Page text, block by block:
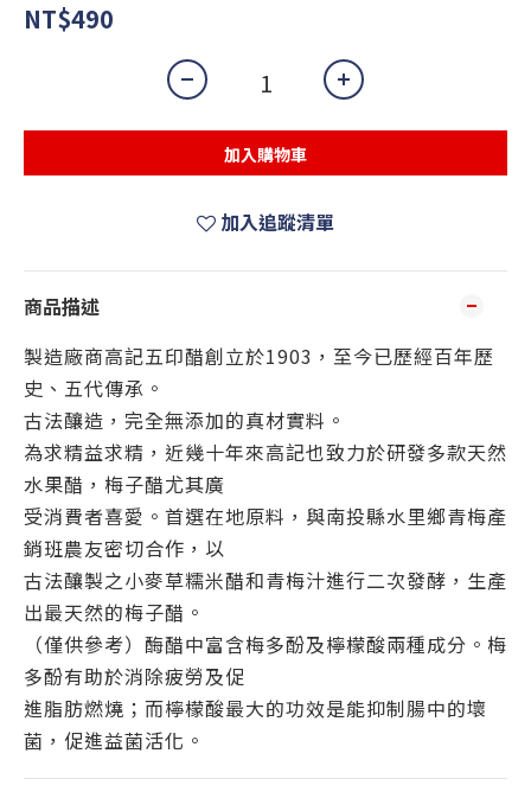
NT$490
加入購物車
加入追蹤清單
商品描述
製造廠商高記五印醋創立於1903，至今已歷經百年歷
史、五代傳承。
古法釀造，完全無添加的真材實料。
為求精益求精，近幾十年來高記也致力於研發多款天然
水果醋，梅子醋尤其廣
受消費者喜愛。首選在地原料，與南投縣水里鄉青梅產
銷班農友密切合作，以
古法釀製之小麥草糯米醋和青梅汁進行二次發酵，生產
出最天然的梅子醋。
（僅供參考）酶醋中富含梅多酚及檸檬酸兩種成分。梅
多酚有助於消除疲勞及促
進脂肪燃燒；而檸檬酸最大的功效是能抑制腸中的壞
菌，促進益菌活化。